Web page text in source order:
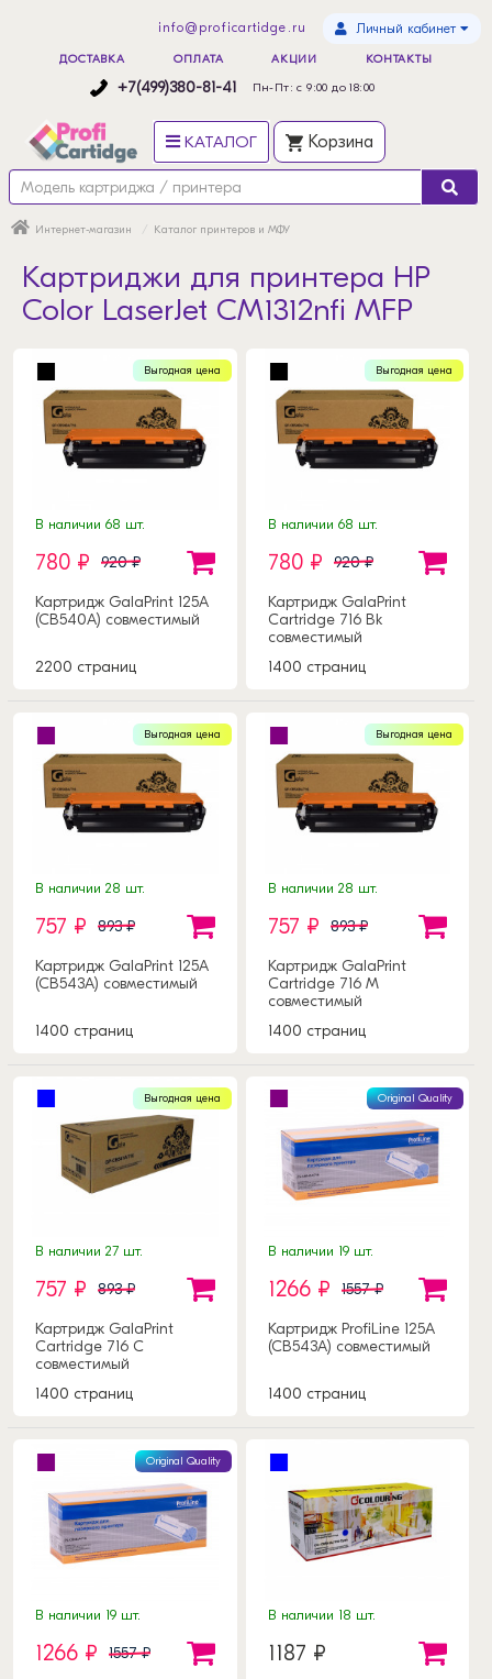
info@proficartidge.ru Личный кабинет
ДОСТАВКА ОПЛАТА АКЦИИ КОНТАКТЫ
+7(499)380-81-41 Пн-Пт: с 9:00 до 18:00
КАТАЛОГ Корзина
Интернет-магазин Каталог принтеров и МФУ
Картриджи для принтера HP
Color LaserJet CM1312nfi MFP
Выгодная цена
В наличии 68 шт.
780 ₽ 920 ₽
Картридж GalaPrint 125A
(CB540A) совместимый
2200 страниц
Выгодная цена
В наличии 68 шт.
780 ₽ 920 ₽
Картридж GalaPrint
Cartridge 716 Bk
совместимый
1400 страниц
Выгодная цена
В наличии 28 шт.
757 ₽ 893 ₽
Картридж GalaPrint 125A
(CB543A) совместимый
1400 страниц
Выгодная цена
В наличии 28 шт.
757 ₽ 893 ₽
Картридж GalaPrint
Cartridge 716 M
совместимый
1400 страниц
Выгодная цена
В наличии 27 шт.
757 ₽ 893 ₽
Картридж GalaPrint
Cartridge 716 C
совместимый
1400 страниц
Original Quality
В наличии 19 шт.
1266 ₽ 1557 ₽
Картридж ProfiLine 125A
(CB543A) совместимый
1400 страниц
Original Quality
В наличии 19 шт.
1266 ₽ 1557 ₽
В наличии 18 шт.
1187 ₽